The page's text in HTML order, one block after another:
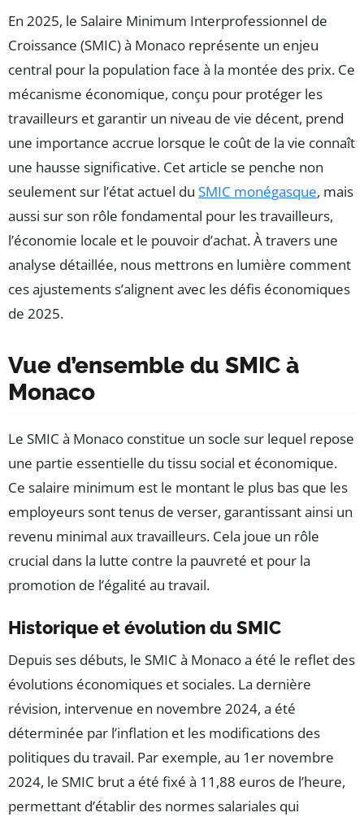
En 2025, le Salaire Minimum Interprofessionnel de
Croissance (SMIC) à Monaco représente un enjeu
central pour la population face à la montée des prix. Ce
mécanisme économique, conçu pour protéger les
travailleurs et garantir un niveau de vie décent, prend
une importance accrue lorsque le coût de la vie connaît
une hausse significative. Cet article se penche non
seulement sur l’état actuel du SMIC monégasque, mais
aussi sur son rôle fondamental pour les travailleurs,
l’économie locale et le pouvoir d’achat. À travers une
analyse détaillée, nous mettrons en lumière comment
ces ajustements s’alignent avec les défis économiques
de 2025.
Vue d’ensemble du SMIC à
Monaco
Le SMIC à Monaco constitue un socle sur lequel repose
une partie essentielle du tissu social et économique.
Ce salaire minimum est le montant le plus bas que les
employeurs sont tenus de verser, garantissant ainsi un
revenu minimal aux travailleurs. Cela joue un rôle
crucial dans la lutte contre la pauvreté et pour la
promotion de l’égalité au travail.
Historique et évolution du SMIC
Depuis ses débuts, le SMIC à Monaco a été le reflet des
évolutions économiques et sociales. La dernière
révision, intervenue en novembre 2024, a été
déterminée par l’inflation et les modifications des
politiques du travail. Par exemple, au 1er novembre
2024, le SMIC brut a été fixé à 11,88 euros de l’heure,
permettant d’établir des normes salariales qui